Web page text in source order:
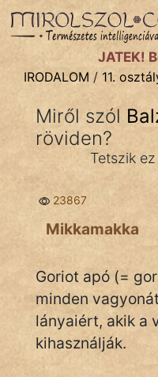
IRODALOMtémák:
Dráma
Költemény
Komédia
Kötelező
Mese
Mitológia
JÁTÉK!
IRODALOM / 11.
Miről szól
röviden?
Tetszik ez
23867
Mikkamakka
Goriot apó (=
minden
lányaiért, akik a
kihasználják.